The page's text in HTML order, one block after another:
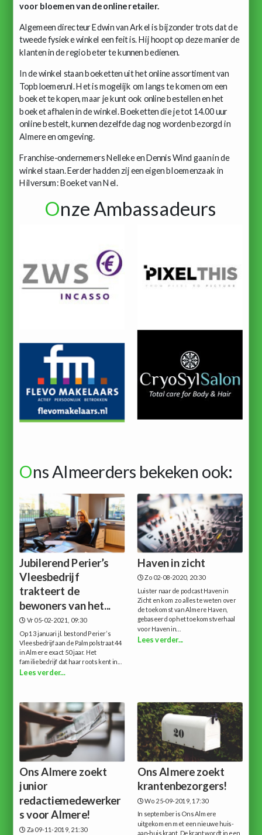
voor bloemen van de online retailer.
Algemeen directeur Edwin van Arkel is bijzonder trots dat de
tweede fysieke winkel een feit is. Hij hoopt op deze manier de
klanten in de regio beter te kunnen bedienen.
In de winkel staan boeketten uit het online assortiment van
Topbloemen.nl. Het is mogelijk om langs te komen om een
boeket te kopen, maar je kunt ook online bestellen en het
boeket afhalen in de winkel. Boeketten die je tot 14.00 uur
online bestelt, kunnen dezelfde dag nog worden bezorgd in
Almere en omgeving.
Franchise-ondernemers Nelleke en Dennis Wind gaan in de
winkel staan. Eerder hadden zij een eigen bloemenzaak in
Hilversum: Boeket van Nel.
Onze Ambassadeurs
Ons Almeerders bekeken ook:
Jubilerend Perier’s
Vleesbedrijf
trakteert de
bewoners van het...
Vr 05-02-2021, 09:30
Op 13 januari jl. bestond Perier’s
Vleesbedrijf aan de Palmpolstraat 44
in Almere exact 50 jaar. Het
familiebedrijf dat haar roots kent in...
Lees verder...
Haven in zicht
Zo 02-08-2020, 20:30
Luister naar de podcast Haven in
Zicht en kom zo alles te weten over
de toekomst van Almere Haven,
gebaseerd op het toekomstverhaal
voor Haven in...
Lees verder...
Ons Almere zoekt
junior
redactiemedewerker
s voor Almere!
Za 09-11-2019, 21:30
Ons Almere zoekt
krantenbezorgers!
Wo 25-09-2019, 17:30
In september is Ons Almere
uitgekomen met een nieuwe huis-
aan-huis krant. De krant wordt in een